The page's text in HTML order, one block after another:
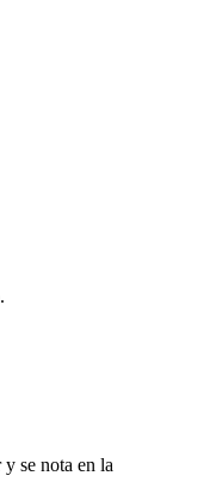
se nota en la